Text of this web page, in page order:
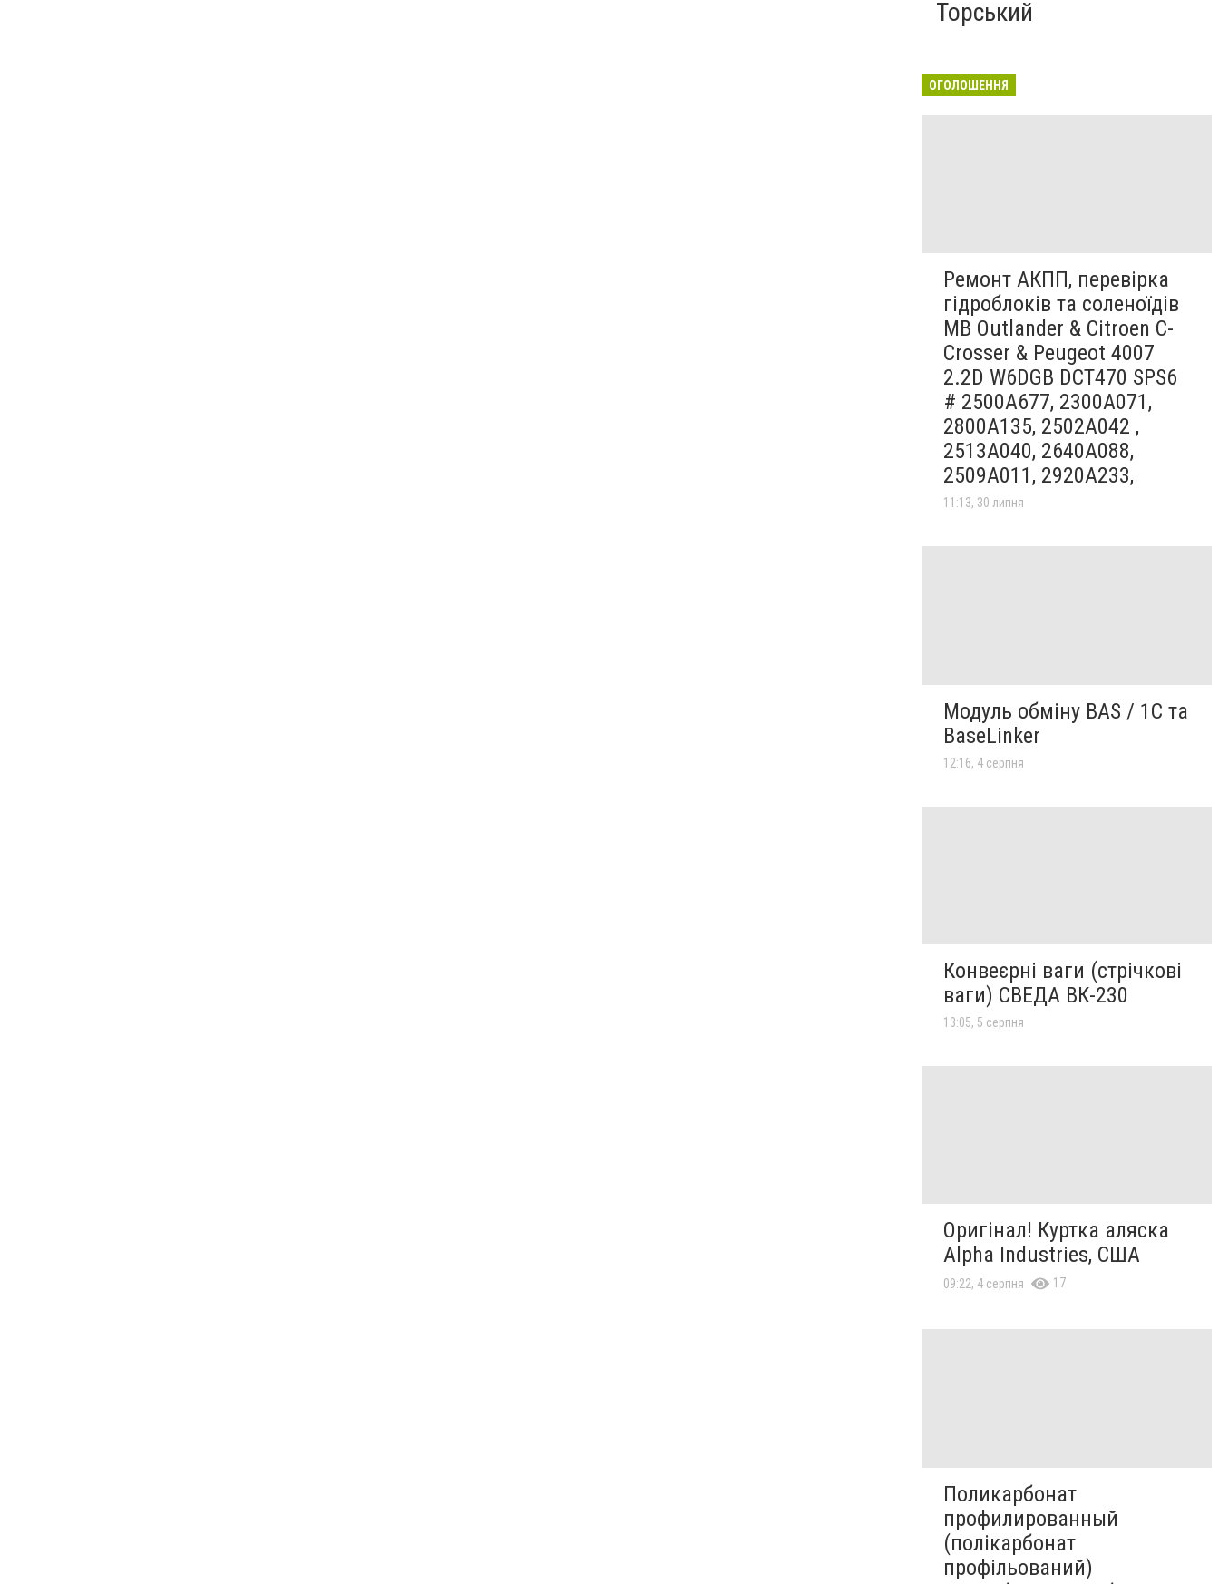
Торський
ОГОЛОШЕННЯ
Ремонт АКПП, перевірка
гідроблоків та соленоїдів
MB Outlander & Citroen C-
Crosser & Peugeot 4007
2.2D W6DGB DCT470 SPS6
# 2500A677, 2300A071,
2800A135, 2502A042 ,
2513A040, 2640A088,
2509A011, 2920A233,
11:13, 30 липня
Модуль обміну BAS / 1C та
BaseLinker
12:16, 4 серпня
Конвеєрні ваги (стрічкові
ваги) СВЕДА ВК-230
13:05, 5 серпня
Оригінал! Куртка аляска
Alpha Industries, США
09:22, 4 серпня 17
Поликарбонат
профилированный
(полікарбонат
профільований)